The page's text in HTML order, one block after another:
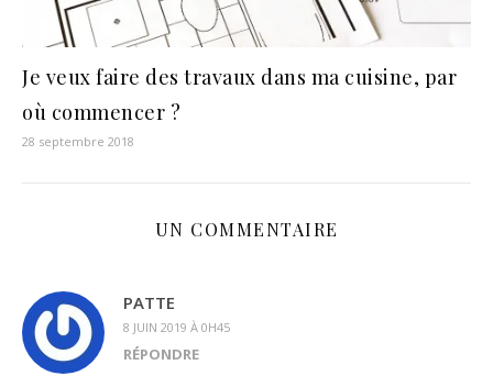
Je veux faire des travaux dans ma cuisine, par
où commencer ?
28 septembre 2018
UN COMMENTAIRE
PATTE
8 JUIN 2019 À 0H45
RÉPONDRE